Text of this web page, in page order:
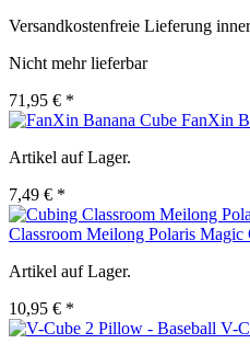
Versandkostenfreie Lieferung
Nicht mehr lieferbar
71,95 € *
FanXin
Artikel auf Lager.
7,49 € *
Classroom Meilong Polaris Magic
Artikel auf Lager.
10,95 € *
V-